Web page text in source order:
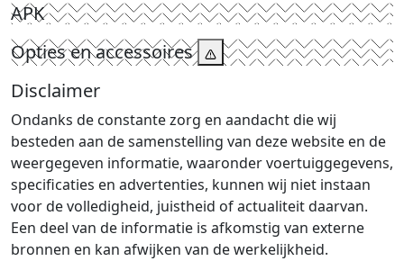
APK
Opties en accessoires
Disclaimer
Ondanks de constante zorg en aandacht die wij
besteden aan de samenstelling van deze website en de
weergegeven informatie, waaronder voertuiggegevens,
specificaties en advertenties, kunnen wij niet instaan
voor de volledigheid, juistheid of actualiteit daarvan.
Een deel van de informatie is afkomstig van externe
bronnen en kan afwijken van de werkelijkheid.